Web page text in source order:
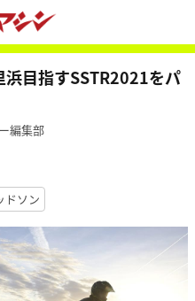
目指すSSTR2021をパ
編集部
ドソン